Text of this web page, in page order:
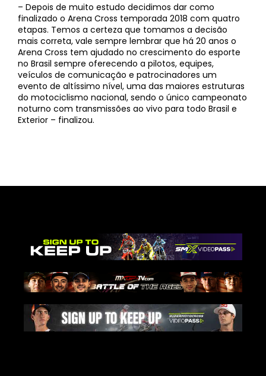
– Depois de muito estudo decidimos dar como
finalizado o Arena Cross temporada 2018 com quatro
etapas. Temos a certeza que tomamos a decisão
mais correta, vale sempre lembrar que há 20 anos o
Arena Cross tem ajudado no crescimento do esporte
no Brasil sempre oferecendo a pilotos, equipes,
veículos de comunicação e patrocinadores um
evento de altíssimo nível, uma das maiores estruturas
do motociclismo nacional, sendo o único campeonato
noturno com transmissões ao vivo para todo Brasil e
Exterior – finalizou.